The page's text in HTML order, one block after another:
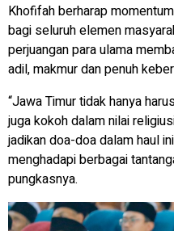
Khofifah berharap
bagi seluruh elemen
perjuangan para ulama
adil, makmur dan penuh
“Jawa Timur tidak hanya
juga kokoh dalam nilai
jadikan doa-doa dalam haul
menghadapi berbagai
pungkasnya.